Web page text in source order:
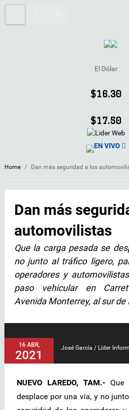
El Dólar
$16.30
$17.50
EN VIVO
Home / Dan más seguridad a los
Dan más
automovilistas
Que la carga pesada se
no junto al tráfico ligero,
operadores y
paso vehicular en
Avenida Monterrey, al sur de
16 ABR,
2021
José García / Líder
NUEVO LAREDO, TAM.- Que
desplace por una vía, y no